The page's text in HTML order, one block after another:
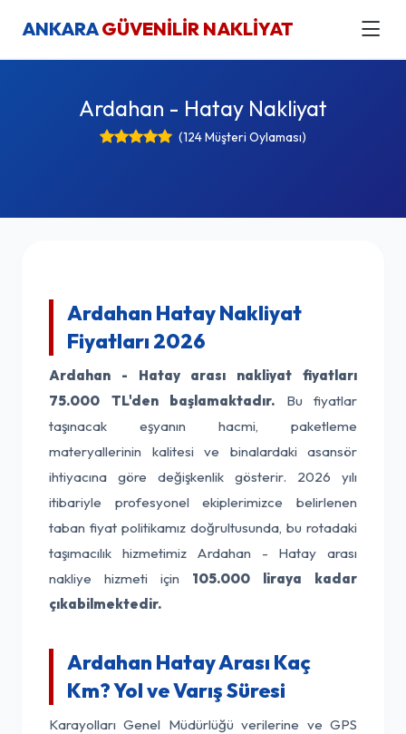
ANKARAGÜVENİLİR NAKLİYAT
Ardahan - Hatay Nakliyat
(124 Müşteri Oylaması)
Ardahan Hatay Nakliyat
Fiyatları 2026
Ardahan - Hatay arası nakliyat fiyatları
75.000 TL'den başlamaktadır. Bu fiyatlar
taşınacak eşyanın hacmi, paketleme
materyallerinin kalitesi ve binalardaki asansör
ihtiyacına göre değişkenlik gösterir. 2026 yılı
itibariyle profesyonel ekiplerimizce belirlenen
taban fiyat politikamız doğrultusunda, bu rotadaki
taşımacılık hizmetimiz Ardahan - Hatay arası
nakliye hizmeti için 105.000 liraya kadar
çıkabilmektedir.
Ardahan Hatay Arası Kaç
Km? Yol ve Varış Süresi
Karayolları Genel Müdürlüğü verilerine ve GPS